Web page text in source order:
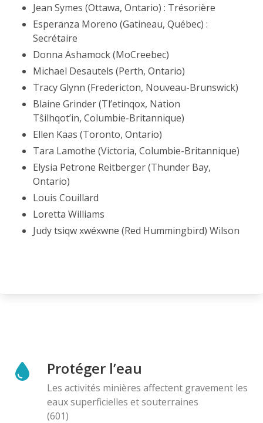
Jean Symes (Ottawa, Ontario) : Trésorière
Esperanza Moreno (Gatineau, Québec) :
Secrétaire
Donna Ashamock (MoCreebec)
Michael Desautels (Perth, Ontario)
Tracy Glynn (Fredericton, Nouveau-Brunswick)
Blaine Grinder (Tl’etinqox, Nation
Tŝilhqot’in, Columbie-Britannique)
Ellen Kaas (Toronto, Ontario)
Tara Lamothe (Victoria, Columbie-Britannique)
Elysia Petrone Reitberger (Thunder Bay,
Ontario)
Louis Couillard
Loretta Williams
Judy tsiqw xwéxwne (Red Hummingbird) Wilson
Protéger l’eau
Les activités minières affectent gravement les
eaux superficielles et souterraines
(601)